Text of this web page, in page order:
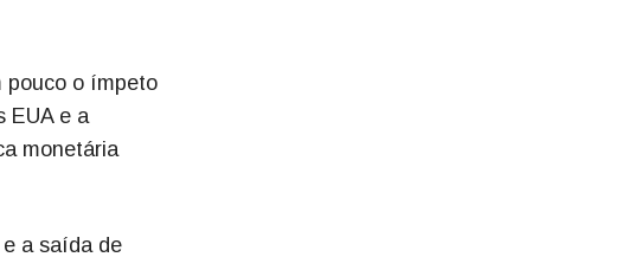
pouco o ímpeto
EUA e a
monetária
a saída de